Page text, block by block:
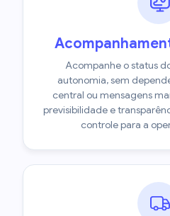
Acompanhe o status
autonomia, sem
central ou mensagens
previsibilidade e
controle para a